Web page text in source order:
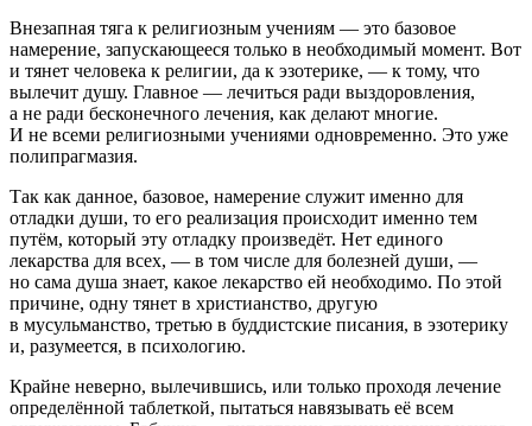
Внезапная тяга к религиозным учениям — это базовое
намерение, запускающееся только в необходимый момент. Вот
и тянет человека к религии, да к эзотерике, — к тому, что
вылечит душу. Главное — лечиться ради выздоровления,
а не ради бесконечного лечения, как делают многие.
И не всеми религиозными учениями одновременно. Это уже
полипрагмазия.
Так как данное, базовое, намерение служит именно для
отладки души, то его реализация происходит именно тем
путём, который эту отладку произведёт. Нет единого
лекарства для всех, — в том числе для болезней души, —
но сама душа знает, какое лекарство ей необходимо. По этой
причине, одну тянет в христианство, другую
в мусульманство, третью в буддистские писания, в эзотерику
и, разумеется, в психологию.
Крайне неверно, вылечившись, или только проходя лечение
определённой таблеткой, пытаться навязывать её всем